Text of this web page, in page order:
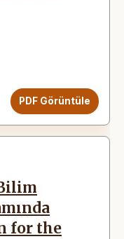
PDF Görüntüle
for the